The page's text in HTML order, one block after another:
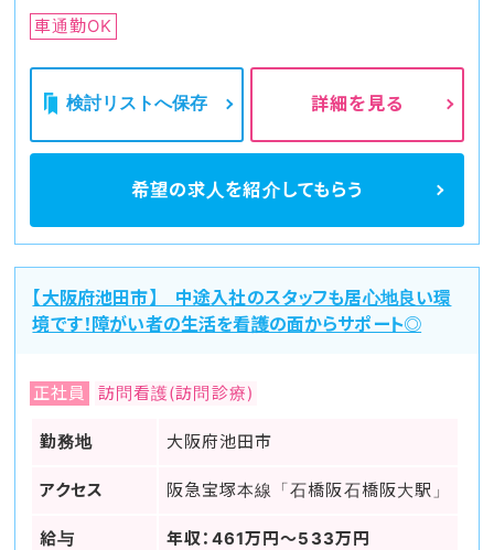
車通勤OK
検討リストへ保存 詳細を見る
希望の求人を紹介してもらう
【大阪府池田市】 中途入社のスタッフも居心地良い環
境です！障がい者の生活を看護の面からサポート◎
正社員 訪問看護(訪問診療)
勤務地 大阪府池田市
アクセス 阪急宝塚本線「石橋阪石橋阪大駅」
給与
年収：461万円～533万円